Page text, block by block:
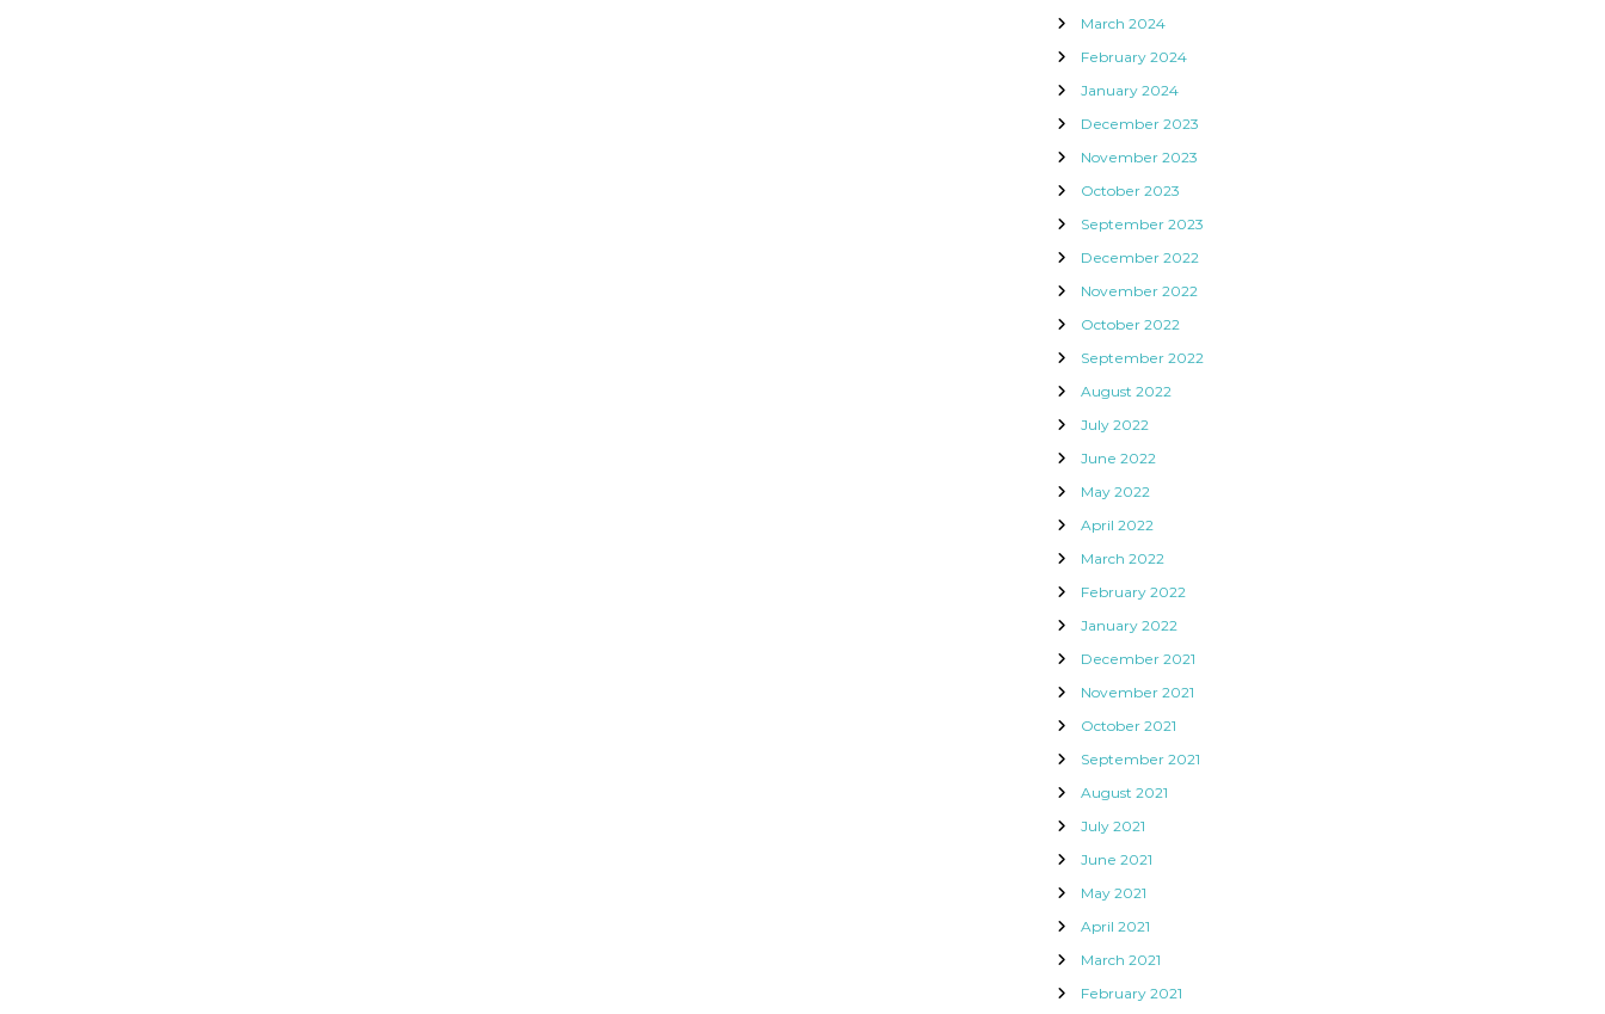
March 2024
February 2024
January 2024
December 2023
November 2023
October 2023
September 2023
December 2022
November 2022
October 2022
September 2022
August 2022
July 2022
June 2022
May 2022
April 2022
March 2022
February 2022
January 2022
December 2021
November 2021
October 2021
September 2021
August 2021
July 2021
June 2021
May 2021
April 2021
March 2021
February 2021